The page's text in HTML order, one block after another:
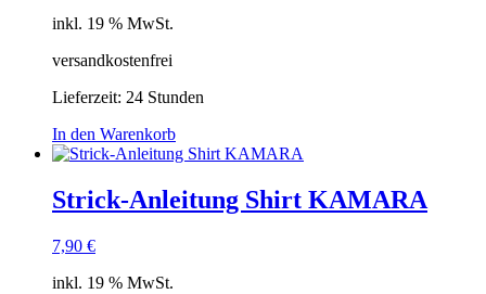
inkl. 19 % MwSt.
versandkostenfrei
Lieferzeit: 24 Stunden
In den Warenkorb
Strick-Anleitung Shirt KAMARA
7,90 €
inkl. 19 % MwSt.